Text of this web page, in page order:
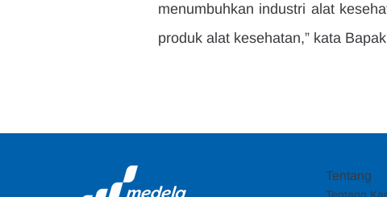
menumbuhkan industri alat
produk alat kesehatan,” kata
Tentang